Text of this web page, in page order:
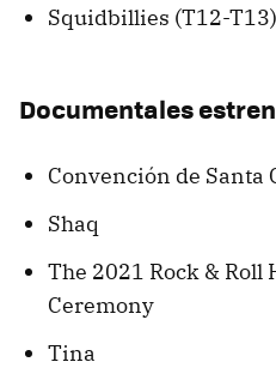
Squidbillies (T12-T13)
Documentales
Convención de Santa
Shaq
The 2021 Rock & Roll
Ceremony
Tina